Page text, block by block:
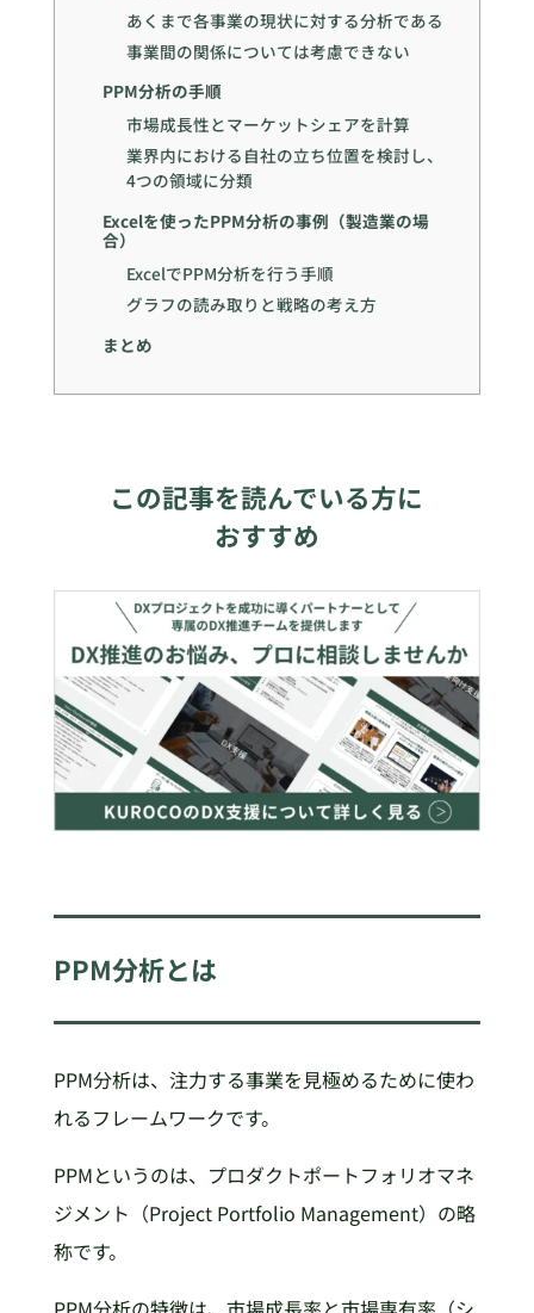
あくまで各事業の現状に対する分析である
事業間の関係については考慮できない
PPM分析の手順
市場成長性とマーケットシェアを計算
業界内における自社の立ち位置を検討し、
4つの領域に分類
Excelを使ったPPM分析の事例（製造業の場
合）
ExcelでPPM分析を行う手順
グラフの読み取りと戦略の考え方
まとめ
この記事を読んでいる方に
おすすめ
PPM分析とは
PPM分析は、注力する事業を見極めるために使わ
れるフレームワークです。
PPMというのは、プロダクトポートフォリオマネ
ジメント（Project Portfolio Management）の略
称です。